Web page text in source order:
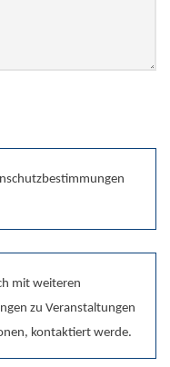
mit weiteren
zu Veranstaltungen
kontaktiert werde.